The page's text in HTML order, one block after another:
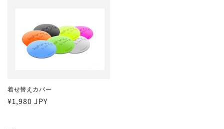
格
着せ替えカバー
通
¥1,980 JPY